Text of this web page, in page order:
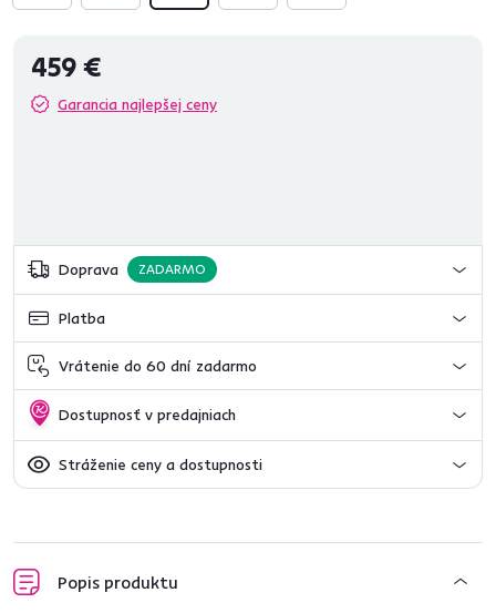
459 €
Garancia najlepšej ceny
Doprava ZADARMO
Platba
Vrátenie do 60 dní zadarmo
Dostupnosť v predajniach
Stráženie ceny a dostupnosti
Popis produktu